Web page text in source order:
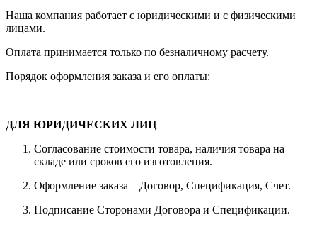
Наша компания работает с юридическими и с физическими
лицами.
Оплата принимается только по безналичному расчету.
Порядок оформления заказа и его оплаты:
ДЛЯ ЮРИДИЧЕСКИХ ЛИЦ
Согласование стоимости товара, наличия товара на
складе или сроков его изготовления.
Оформление заказа – Договор, Спецификация, Счет.
Подписание Сторонами Договора и Спецификации.